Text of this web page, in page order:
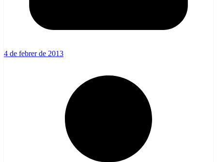
4 de febrer de 2013